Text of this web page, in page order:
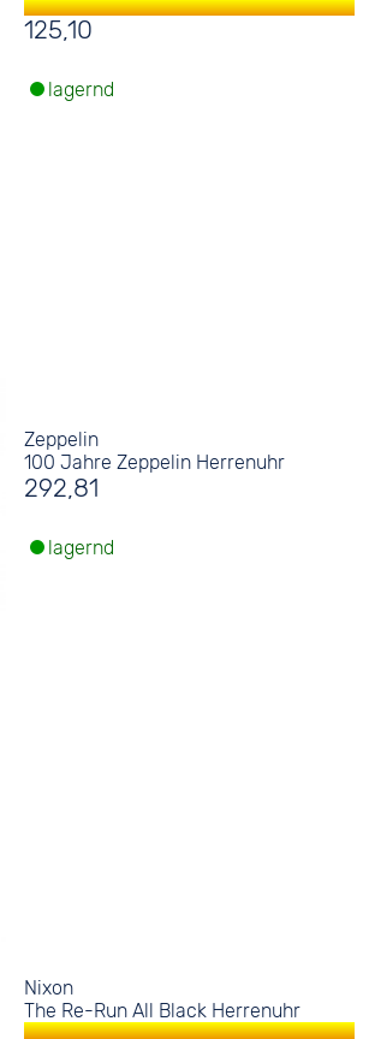
125,10
lagernd
Zeppelin
100 Jahre Zeppelin Herrenuhr
292,81
lagernd
Nixon
The Re-Run All Black Herrenuhr